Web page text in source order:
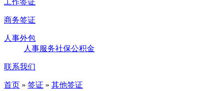
工作签证
商务签证
人事外包
人事服务社保公积金
联系我们
首页 » 签证 » 其他签证